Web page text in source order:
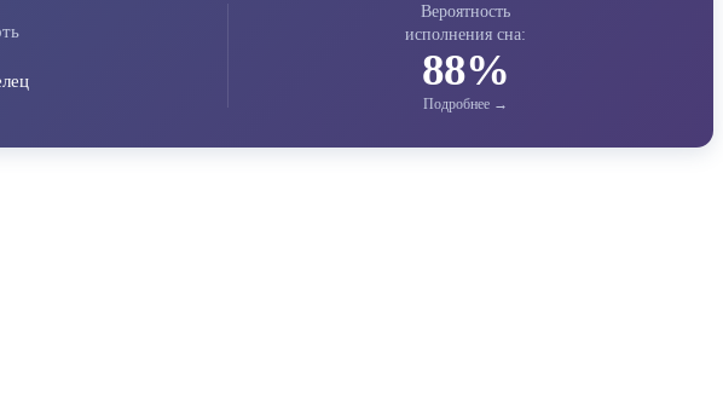
Вероятность
исполнения сна:
88%